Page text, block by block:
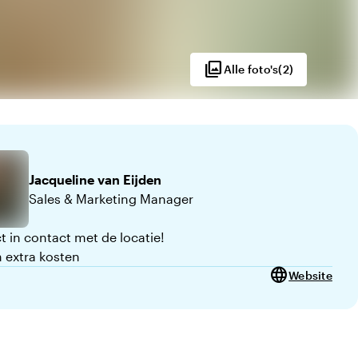
photo_libraryAlle foto's(2)
Jacqueline van Eijden
Sales & Marketing Manager
in contact met de locatie!
extra kosten
languageWebsite